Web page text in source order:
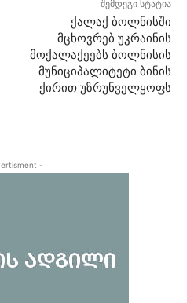
შემდეგი სტატია
ქალაქ ბოლნისში
მცხოვრებ უკრაინის
მოქალაქეებს ბოლნისის
მუნიციპალიტეტი ბინის
ქირით უზრუნველყოფს
-